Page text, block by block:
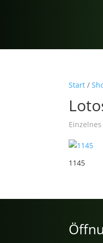
Start /
1145